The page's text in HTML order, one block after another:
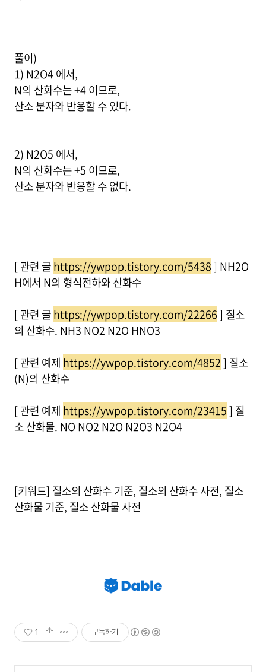
풀이)
1) N2O4 에서,
N의 산화수는 +4 이므로,
산소 분자와 반응할 수 있다.
2) N2O5 에서,
N의 산화수는 +5 이므로,
산소 분자와 반응할 수 없다.
[ 관련 글https://ywpop.tistory.com/5438] NH2O
H에서 N의 형식전하와 산화수
[ 관련 글https://ywpop.tistory.com/22266] 질소
의 산화수. NH3 NO2 N2O HNO3
[ 관련 예제 https://ywpop.tistory.com/4852] 질소
(N)의 산화수
[ 관련 예제 https://ywpop.tistory.com/23415] 질
소 산화물. NO NO2 N2O N2O3 N2O4
[키워드] 질소의 산화수 기준, 질소의 산화수 사전, 질소
산화물 기준, 질소 산화물 사전
1 구독하기